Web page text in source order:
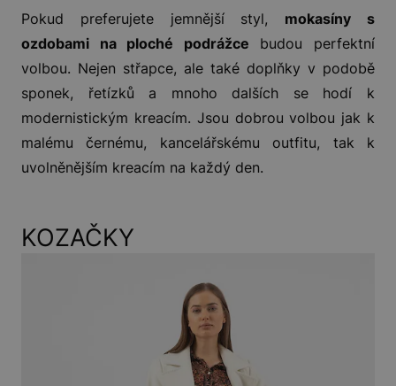
Pokud preferujete jemnější styl, mokasíny s
ozdobami na ploché podrážce budou perfektní
volbou. Nejen střapce, ale také doplňky v podobě
sponek, řetízků a mnoho dalších se hodí k
modernistickým kreacím. Jsou dobrou volbou jak k
malému černému, kancelářskému outfitu, tak k
uvolněnějším kreacím na každý den.
KOZAČKY